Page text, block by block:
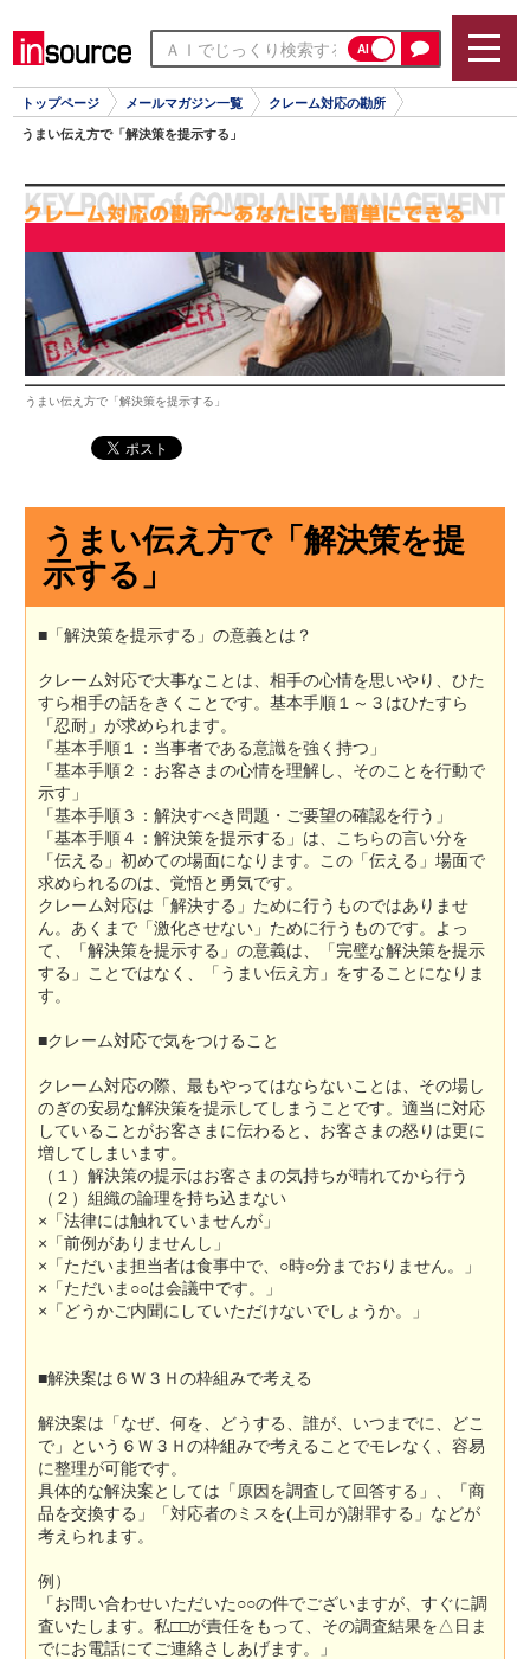
AI
トップページ メールマガジン一覧 クレーム対応の勘所
うまい伝え方で「解決策を提示する」
うまい伝え方で「解決策を提示する」
うまい伝え方で「解決策を提
示する」
■「解決策を提示する」の意義とは？
クレーム対応で大事なことは、相手の心情を思いやり、ひた
すら相手の話をきくことです。基本手順１～３はひたすら
「忍耐」が求められます。
「基本手順１：当事者である意識を強く持つ」
「基本手順２：お客さまの心情を理解し、そのことを行動で
示す」
「基本手順３：解決すべき問題・ご要望の確認を行う」
「基本手順４：解決策を提示する」は、こちらの言い分を
「伝える」初めての場面になります。この「伝える」場面で
求められるのは、覚悟と勇気です。
クレーム対応は「解決する」ために行うものではありませ
ん。あくまで「激化させない」ために行うものです。よっ
て、「解決策を提示する」の意義は、「完璧な解決策を提示
する」ことではなく、「うまい伝え方」をすることになりま
す。
■クレーム対応で気をつけること
クレーム対応の際、最もやってはならないことは、その場し
のぎの安易な解決策を提示してしまうことです。適当に対応
していることがお客さまに伝わると、お客さまの怒りは更に
増してしまいます。
（１）解決策の提示はお客さまの気持ちが晴れてから行う
（２）組織の論理を持ち込まない
×「法律には触れていませんが」
×「前例がありませんし」
×「ただいま担当者は食事中で、○時○分までおりません。」
×「ただいま○○は会議中です。」
×「どうかご内聞にしていただけないでしょうか。」
■解決案は６Ｗ３Ｈの枠組みで考える
解決案は「なぜ、何を、どうする、誰が、いつまでに、どこ
で」という６Ｗ３Ｈの枠組みで考えることでモレなく、容易
に整理が可能です。
具体的な解決案としては「原因を調査して回答する」、「商
品を交換する」「対応者のミスを(上司が)謝罪する」などが
考えられます。
例）
「お問い合わせいただいた○○の件でございますが、すぐに調
査いたします。私□□が責任をもって、その調査結果を△日ま
でにお電話にてご連絡さしあげます。」